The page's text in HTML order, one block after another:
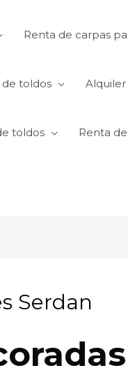
Renta de carpas
toldos
toldos Renta
Serdan